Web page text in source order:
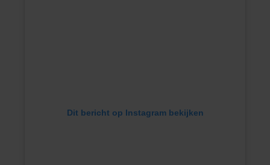
Dit bericht op Instagram bekijken